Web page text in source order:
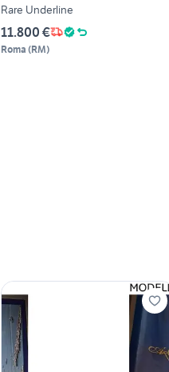
Rare Underline
11.800 €
Roma (RM)